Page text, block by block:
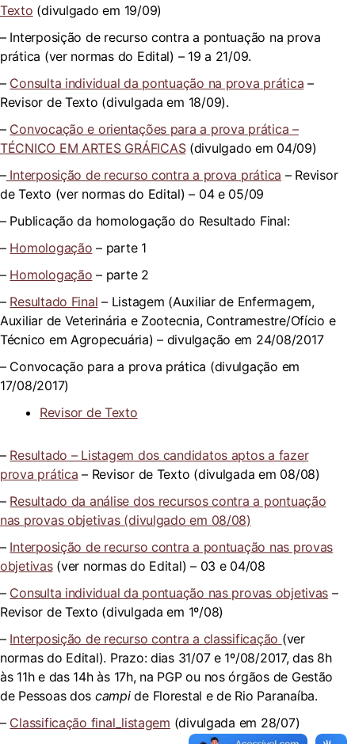
Texto (divulgado em 19/09)
– Interposição de recurso contra a pontuação na prova
prática (ver normas do Edital) – 19 a 21/09.
– Consulta individual da pontuação na prova prática –
Revisor de Texto (divulgada em 18/09).
– Convocação e orientações para a prova prática –
TÉCNICO EM ARTES GRÁFICAS(divulgado em 04/09)
–Interposição de recurso contra a prova prática – Revisor
de Texto (ver normas do Edital) – 04 e 05/09
– Publicação da homologação do Resultado Final:
– Homologação – parte 1
– Homologação – parte 2
– Resultado Final – Listagem (Auxiliar de Enfermagem,
Auxiliar de Veterinária e Zootecnia, Contramestre/Ofício e
Técnico em Agropecuária) – divulgação em 24/08/2017
– Convocação para a prova prática (divulgação em
17/08/2017)
Revisor de Texto
– Resultado – Listagem dos candidatos aptos a fazer
prova prática – Revisor de Texto (divulgada em 08/08)
– Resultado da análise dos recursos contra a pontuação
nas provas objetivas (divulgado em 08/08)
– Interposição de recurso contra a pontuação nas provas
objetivas(ver normas do Edital) – 03 e 04/08
– Consulta individual da pontuação nas provas objetivas –
Revisor de Texto (divulgada em 1º/08)
– Interposição de recurso contra a classificação (ver
normas do Edital). Prazo: dias 31/07 e 1º/08/2017, das 8h
às 11h e das 14h às 17h, na PGP ou nos órgãos de Gestão
de Pessoas dos campide Florestal e de Rio Paranaíba.
– Classificação final_listagem (divulgada em 28/07)